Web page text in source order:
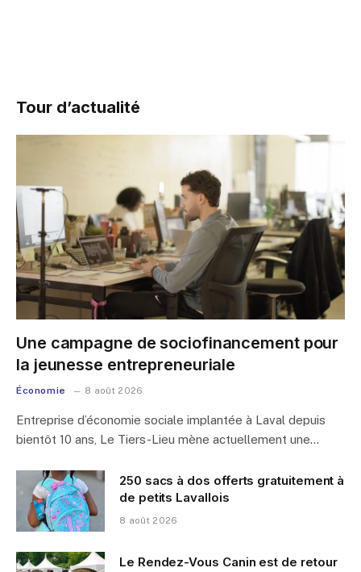
Tour d’actualité
Une campagne de sociofinancement pour
la jeunesse entrepreneuriale
Économie 8 août 2026
Entreprise d’économie sociale implantée à Laval depuis
bientôt 10 ans, Le Tiers-Lieu mène actuellement une…
250 sacs à dos offerts gratuitement à
de petits Lavallois
8 août 2026
Le Rendez-Vous Canin est de retour